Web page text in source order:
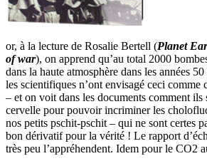
or, à la lecture de Rosalie Bertell (Planet
of war), on apprend qu’au total 2000
dans la haute atmosphère dans les années
les scientifiques n’ont envisagé ceci comme
– et on voit dans les documents comment ils
cervelle pour pouvoir incriminer les
nos petits pschit-pschit – qui ne sont certes
bon dérivatif pour la vérité ! Le rapport
très peu l’appréhendent. Idem pour le CO2